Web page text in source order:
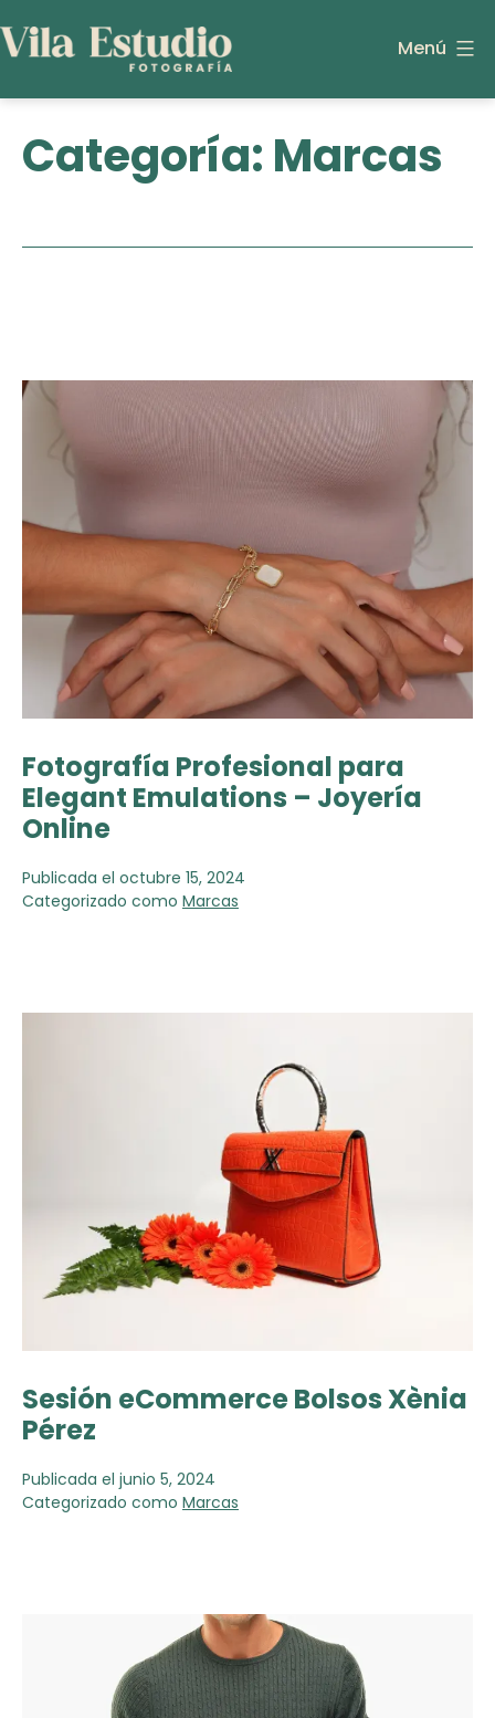
al
de
vídeo
Vilanova
Menú
Categoría: Marcas
Fotografía Profesional para
Elegant Emulations – Joyería
Online
Publicada el octubre 15, 2024
Categorizado como Marcas
Sesión eCommerce Bolsos Xènia
Pérez
Publicada el junio 5, 2024
Categorizado como Marcas